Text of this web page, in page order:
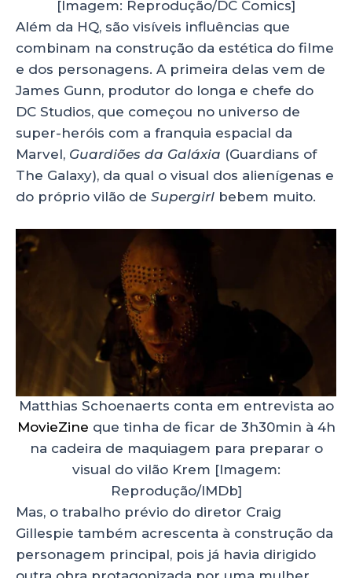
[Imagem: Reprodução/DC Comics]
Além da HQ, são visíveis influências que
combinam na construção da estética do filme
e dos personagens. A primeira delas vem de
James Gunn, produtor do longa e chefe do
DC Studios, que começou no universo de
super-heróis com a franquia espacial da
Marvel, Guardiões da Galáxia (Guardians of
The Galaxy), da qual o visual dos alienígenas e
do próprio vilão de Supergirl bebem muito.
Matthias Schoenaerts conta em entrevista ao
MovieZine que tinha de ficar de 3h30min à 4h
na cadeira de maquiagem para preparar o
visual do vilão Krem [Imagem:
Reprodução/IMDb]
Mas, o trabalho prévio do diretor Craig
Gillespie também acrescenta à construção da
personagem principal, pois já havia dirigido